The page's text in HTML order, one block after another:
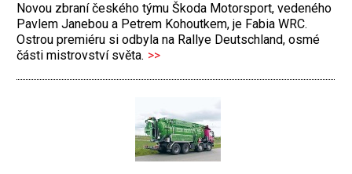
Novou zbraní českého týmu Škoda Motorsport, vedeného
Pavlem Janebou a Petrem Kohoutkem, je Fabia WRC.
Ostrou premiéru si odbyla na Rallye Deutschland, osmé
části mistrovství světa. >>